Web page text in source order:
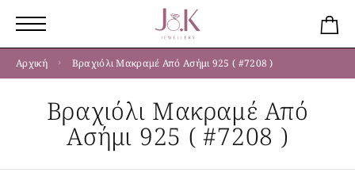
Αρχική Βραχιόλι Μακραμέ Από Ασήμι 925 ( #7208 )
Βραχιόλι Μακραμέ Από
Ασήμι 925 ( #7208 )